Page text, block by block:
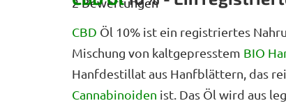
Produktbewertung
5,0
5
Sternen.
CBD Öl 10% ist ein registriertes
Mischung von kaltgepresstem BIO
Hanfdestillat aus Hanfblättern, das
Cannabinoiden ist. Das Öl wird aus